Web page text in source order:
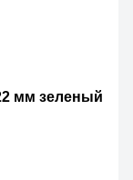
мм зеленый